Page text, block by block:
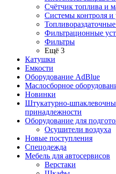
Счётчик топлива и
Системы контроля и
Фильтрационные
Фильтры
Ещё 3
Катушки
Емкости
Оборудование AdBlue
Маслосборное
Новинки
Штукатурно-
принадлежности
Оборудование для
Осушители воздуха
Новые поступления
Спецодежда
Мебель для автосервисов
Верстаки